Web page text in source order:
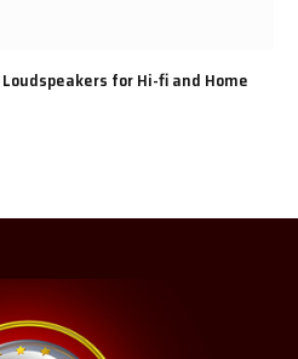
for Hi-fi and Home